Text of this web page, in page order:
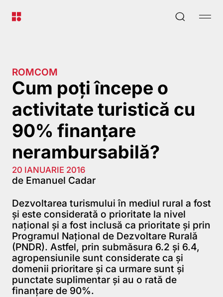
ROMCOM
Cum poți începe o
activitate turistică cu
90% finanțare
nerambursabilă?
20 IANUARIE 2016
de Emanuel Cadar
Dezvoltarea turismului în mediul rural a fost
și este considerată o prioritate la nivel
național și a fost inclusă ca prioritate și prin
Programul Național de Dezvoltare Rurală
(PNDR). Astfel, prin submăsura 6.2 și 6.4,
agropensiunile sunt considerate ca și
domenii prioritare și ca urmare sunt și
punctate suplimentar și au o rată de
finanțare de 90%.